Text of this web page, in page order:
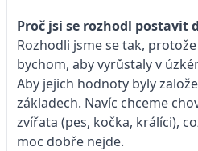
Proč jsi se rozhodl postavit
Rozhodli jsme se tak,
bychom, aby vyrůstaly v
Aby jejich hodnoty byly
základech. Navíc chceme
zvířata (pes, kočka, králíci),
moc dobře nejde.